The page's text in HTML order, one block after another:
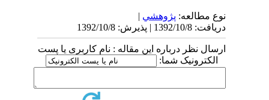
نوع مطالعه:پژوهشي|
دریافت: 1392/10/8 | پذیرش: 1392/10/8
ارسال نظر درباره این مقاله : نام کاربری یا پست
الکترونیک شما: